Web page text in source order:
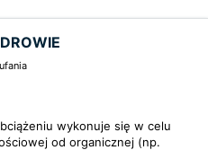
wykonuje się w celu
od organicznej (np.